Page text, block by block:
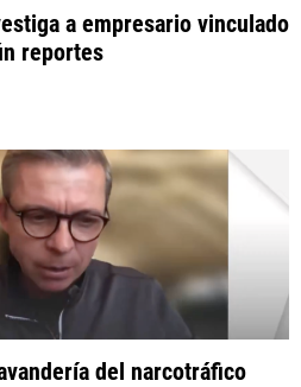
a empresario vinculado
reportes
del narcotráfico